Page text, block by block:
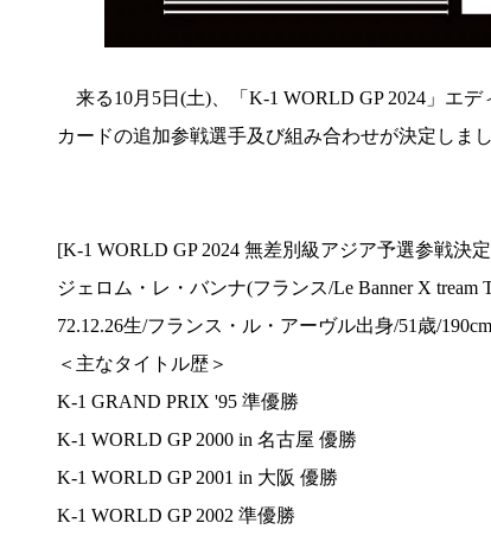
来る10月5日(土)、「K-1 WORLD GP 2024」エ
カードの追加参戦選手及び組み合わせが決定しま
[K-1 WORLD GP 2024 無差別級アジア予選参戦決
ジェロム・レ・バンナ(フランス/Le Banner X tream
72.12.26生/フランス・ル・アーヴル出身/51歳/
＜主なタイトル歴＞
K-1 GRAND PRIX '95 準優勝
K-1 WORLD GP 2000 in 名古屋 優勝
K-1 WORLD GP 2001 in 大阪 優勝
K-1 WORLD GP 2002 準優勝